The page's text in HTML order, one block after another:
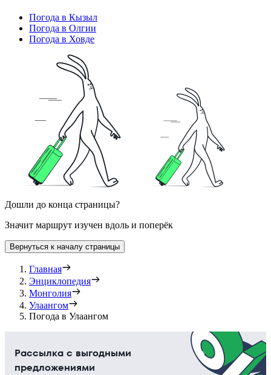
Погода в Кызыл
Погода в Олгии
Погода в Ховде
Дошли до конца страницы?
Значит маршрут изучен вдоль и поперёк
Вернуться к началу страницы
Главная
Энциклопедия
Монголия
Улаангом
Погода в Улаангом
Рассылка с выгодными
предложениями